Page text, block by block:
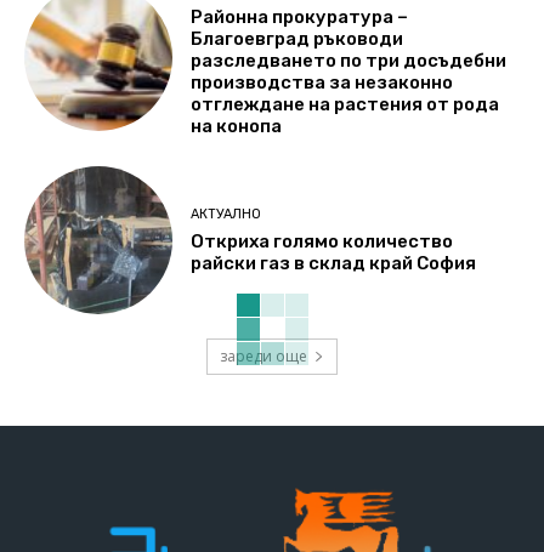
Районна прокуратура –
Благоевград ръководи
разследването по три досъдебни
производства за незаконно
отглеждане на растения от рода
на конопа
АКТУАЛНО
Откриха голямо количество
райски газ в склад край София
зареди още